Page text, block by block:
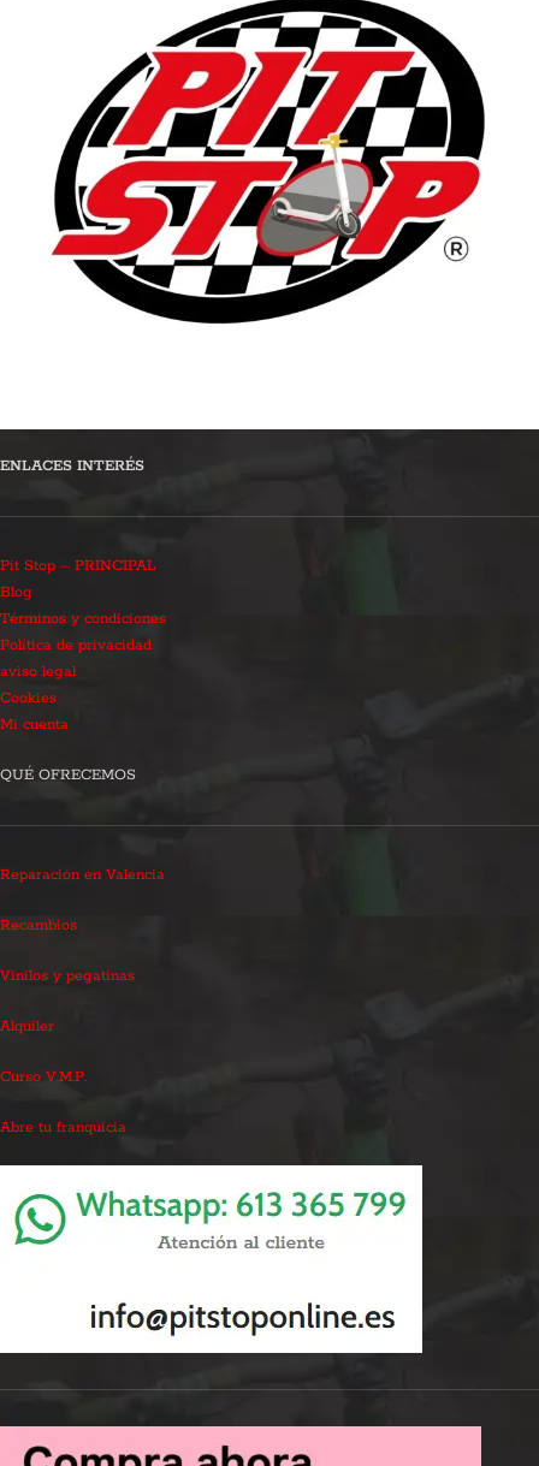
ENLACES INTERÉS
Pit Stop – PRINCIPAL
Blog
Términos y condiciones
Política de privacidad
aviso legal
Cookies
Mi cuenta
QUÉ OFRECEMOS
Reparación en Valencia
Recambios
Vinilos y pegatinas
Alquiler
Curso V.M.P.
Abre tu franquicia